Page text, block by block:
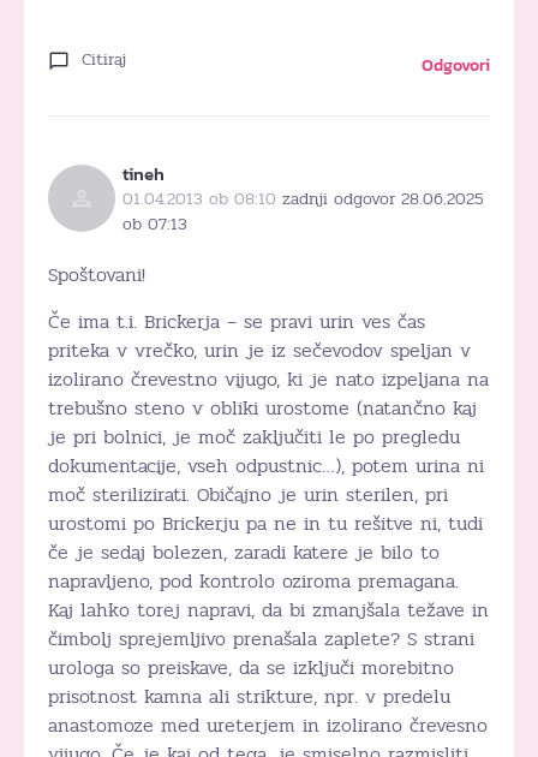
Citiraj Odgovori
tineh
01.04.2013 ob 08:10 zadnji odgovor 28.06.2025
ob 07:13
Spoštovani!
Če ima t.i. Brickerja – se pravi urin ves čas
priteka v vrečko, urin je iz sečevodov speljan v
izolirano črevestno vijugo, ki je nato izpeljana na
trebušno steno v obliki urostome (natančno kaj
je pri bolnici, je moč zaključiti le po pregledu
dokumentacije, vseh odpustnic…), potem urina ni
moč sterilizirati. Običajno je urin sterilen, pri
urostomi po Brickerju pa ne in tu rešitve ni, tudi
če je sedaj bolezen, zaradi katere je bilo to
napravljeno, pod kontrolo oziroma premagana.
Kaj lahko torej napravi, da bi zmanjšala težave in
čimbolj sprejemljivo prenašala zaplete? S strani
urologa so preiskave, da se izključi morebitno
prisotnost kamna ali strikture, npr. v predelu
anastomoze med ureterjem in izolirano črevesno